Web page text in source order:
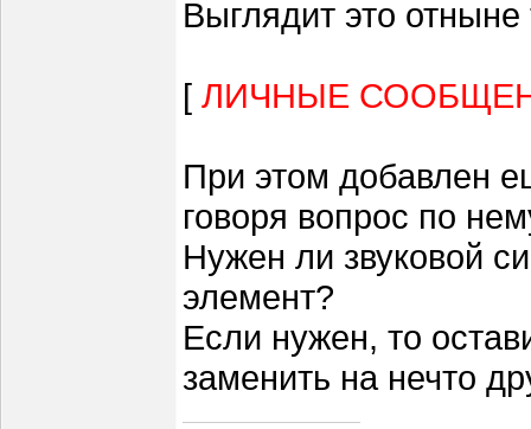
Выглядит это отныне
[ ЛИЧНЫЕ
При этом добавлен
говоря вопрос по
Нужен ли звуковой
элемент?
Если нужен, то
заменить на нечто